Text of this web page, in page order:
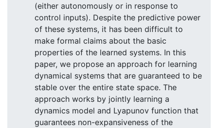
(either autonomously or in response to
control inputs). Despite the predictive power
of these systems, it has been difficult to
make formal claims about the basic
properties of the learned systems. In this
paper, we propose an approach for learning
dynamical systems that are guaranteed to be
stable over the entire state space. The
approach works by jointly learning a
dynamics model and Lyapunov function that
guarantees non-expansiveness of the